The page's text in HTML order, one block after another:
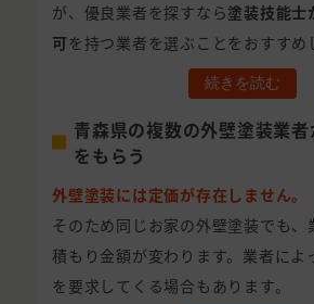
が、優良業者を探すなら塗装技能士
可 を持つ業者を選ぶことをおすすめ
続きを読む
青森県の複数の外壁塗装業
をもらう
外壁塗装には定価が存在しません。
そのため同じお家の外壁塗装でも、
積もり金額が変わります。業者によ
を要求してくる場合もあります。